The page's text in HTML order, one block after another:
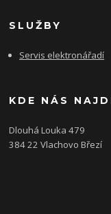
SLUŽBY
Servis elektronářadí
KDE NÁS
Dlouhá Louka 479
384 22 Vlachovo Březí